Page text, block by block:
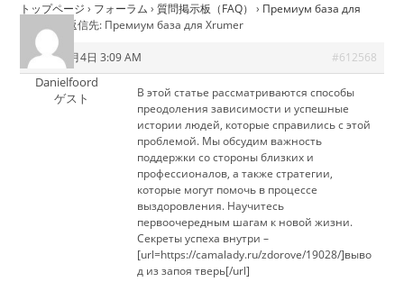
トップページ › フォーラム › 質問掲示板（FAQ） › Премиум база для
返信先: Премиум база для Xrumer
2026年6月4日 3:09 AM #612568
Danielfoord
ゲスト
В этой статье рассматриваются способы
преодоления зависимости и успешные
истории людей, которые справились с этой
проблемой. Мы обсудим важность
поддержки со стороны близких и
профессионалов, а также стратегии,
которые могут помочь в процессе
выздоровления. Научитесь
первоочередным шагам к новой жизни.
Секреты успеха внутри –
[url=https://camalady.ru/zdorove/19028/]выво
д из запоя тверь[/url]